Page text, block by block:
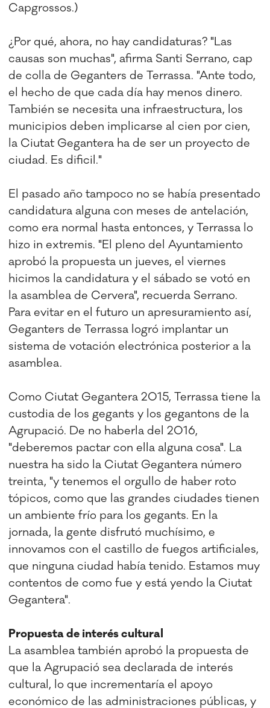
Capgrossos.)
¿Por qué, ahora, no hay candidaturas? "Las
causas son muchas", afirma Santi Serrano, cap
de colla de Geganters de Terrassa. "Ante todo,
el hecho de que cada día hay menos dinero.
También se necesita una infraestructura, los
municipios deben implicarse al cien por cien,
la Ciutat Gegantera ha de ser un proyecto de
ciudad. Es dificil."
El pasado año tampoco no se había presentado
candidatura alguna con meses de antelación,
como era normal hasta entonces, y Terrassa lo
hizo in extremis. "El pleno del Ayuntamiento
aprobó la propuesta un jueves, el viernes
hicimos la candidatura y el sábado se votó en
la asamblea de Cervera", recuerda Serrano.
Para evitar en el futuro un apresuramiento así,
Geganters de Terrassa logró implantar un
sistema de votación electrónica posterior a la
asamblea.
Como Ciutat Gegantera 2015, Terrassa tiene la
custodia de los gegants y los gegantons de la
Agrupació. De no haberla del 2016,
"deberemos pactar con ella alguna cosa". La
nuestra ha sido la Ciutat Gegantera número
treinta, "y tenemos el orgullo de haber roto
tópicos, como que las grandes ciudades tienen
un ambiente frío para los gegants. En la
jornada, la gente disfrutó muchísimo, e
innovamos con el castillo de fuegos artificiales,
que ninguna ciudad había tenido. Estamos muy
contentos de como fue y está yendo la Ciutat
Gegantera".
Propuesta de interés cultural
La asamblea también aprobó la propuesta de
que la Agrupació sea declarada de interés
cultural, lo que incrementaría el apoyo
económico de las administraciones públicas, y